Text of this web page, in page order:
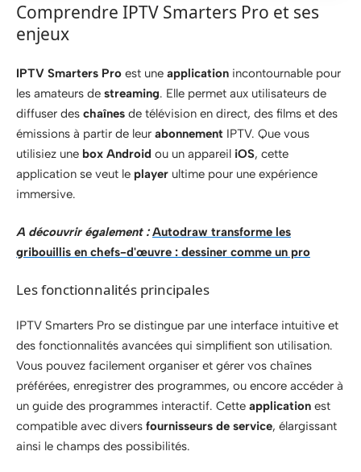
Comprendre IPTV Smarters Pro et ses
enjeux
IPTV Smarters Pro est une application incontournable pour
les amateurs de streaming. Elle permet aux utilisateurs de
diffuser des chaînes de télévision en direct, des films et des
émissions à partir de leur abonnement IPTV. Que vous
utilisiez une box Android ou un appareil iOS, cette
application se veut le player ultime pour une expérience
immersive.
A découvrir également : Autodraw transforme les
gribouillis en chefs-d'œuvre : dessiner comme un pro
Les fonctionnalités principales
IPTV Smarters Pro se distingue par une interface intuitive et
des fonctionnalités avancées qui simplifient son utilisation.
Vous pouvez facilement organiser et gérer vos chaînes
préférées, enregistrer des programmes, ou encore accéder à
un guide des programmes interactif. Cette application est
compatible avec divers fournisseurs de service, élargissant
ainsi le champs des possibilités.